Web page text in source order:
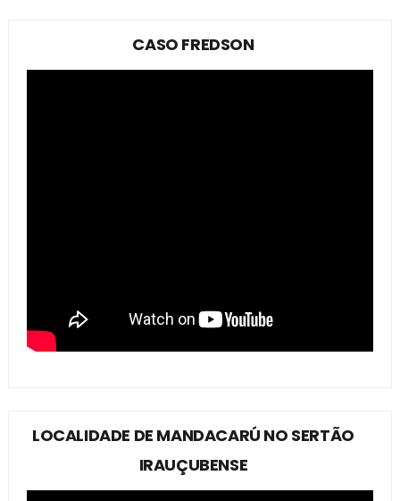
CASO FREDSON
LOCALIDADE DE MANDACARÚ NO SERTÃO
IRAUÇUBENSE